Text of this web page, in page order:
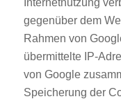
gegenüber dem
Rahmen von
übermittelte IP-
von Google
Speicherung der